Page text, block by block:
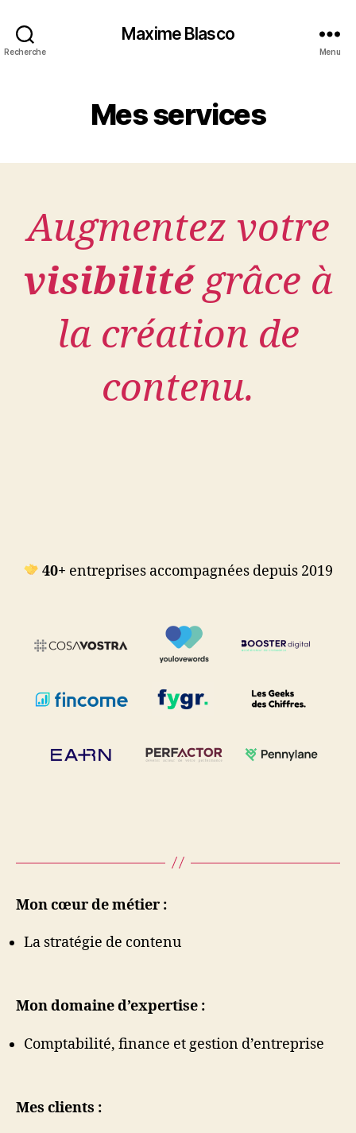
Recherche
Maxime Blasco
Menu
Mes services
Augmentez votre
visibilité grâce à
la création de
contenu.
40+ entreprises accompagnées depuis 2019
Mon cœur de métier :
La stratégie de contenu
Mon domaine d’expertise :
Comptabilité, finance et gestion d’entreprise
Mes clients :